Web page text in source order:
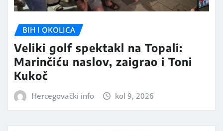
BIH I OKOLICA
Veliki golf spektakl na Topali:
Marinčiću naslov, zaigrao i Toni
Kukoč
Hercegovački info kol 9, 2026